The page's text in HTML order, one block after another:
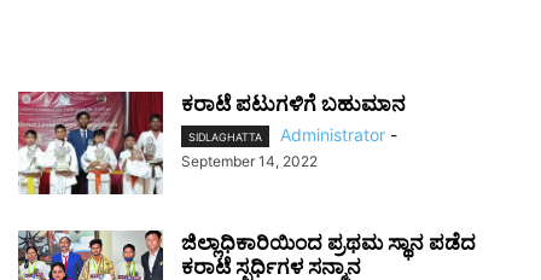
ಕರಾಟೆ ಪಟುಗಳಿಗೆ ಬಹುಮಾನ
SIDLAGHATTA Administrator -
September 14, 2022
ಜಿಲ್ಲಾಧಿಕಾರಿಯಿಂದ ಪ್ರಥಮ ಸ್ಥಾನ ಪಡೆದ
ಕರಾಟೆ ಸ್ಪರ್ಧಿಗಳ ಸನ್ಮಾನ